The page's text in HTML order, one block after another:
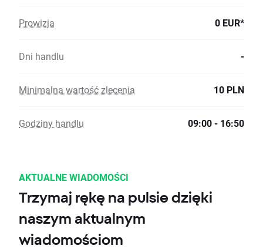
Prowizja 0 EUR*
Dni handlu -
Minimalna wartość zlecenia 10 PLN
Godziny handlu 09:00 - 16:50
AKTUALNE WIADOMOŚCI
Trzymaj rękę na pulsie dzięki
naszym aktualnym
wiadomościom